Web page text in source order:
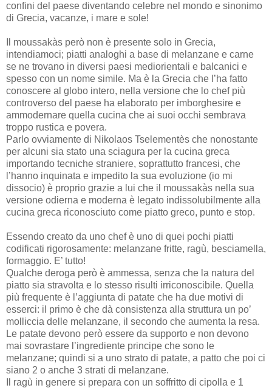
confini del paese diventando celebre nel mondo e sinonimo
di Grecia, vacanze, i mare e sole!
Il moussakàs però non è presente solo in Grecia,
intendiamoci; piatti analoghi a base di melanzane e carne
se ne trovano in diversi paesi mediorientali e balcanici e
spesso con un nome simile. Ma è la Grecia che l’ha fatto
conoscere al globo intero, nella versione che lo chef più
controverso del paese ha elaborato per imborghesire e
ammodernare quella cucina che ai suoi occhi sembrava
troppo rustica e povera.
Parlo ovviamente di Nikolaos Tselementès che nonostante
per alcuni sia stato una sciagura per la cucina greca
importando tecniche straniere, soprattutto francesi, che
l’hanno inquinata e impedito la sua evoluzione (io mi
dissocio) è proprio grazie a lui che il moussakàs nella sua
versione odierna e moderna è legato indissolubilmente alla
cucina greca riconosciuto come piatto greco, punto e stop.
Essendo creato da uno chef è uno di quei pochi piatti
codificati rigorosamente: melanzane fritte, ragù, besciamella,
formaggio. E’ tutto!
Qualche deroga però è ammessa, senza che la natura del
piatto sia stravolta e lo stesso risulti irriconoscibile. Quella
più frequente è l’aggiunta di patate che ha due motivi di
esserci: il primo è che dà consistenza alla struttura un po’
molliccia delle melanzane, il secondo che aumenta la resa.
Le patate devono però essere da supporto e non devono
mai sovrastare l’ingrediente principe che sono le
melanzane; quindi si a uno strato di patate, a patto che poi ci
siano 2 o anche 3 strati di melanzane.
Il ragù in genere si prepara con un soffritto di cipolla e 1